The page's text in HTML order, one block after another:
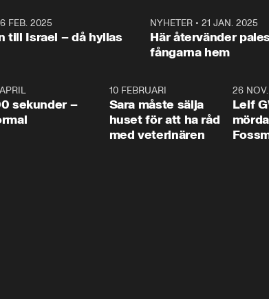
FEB. 2025
till Israel – då hyllas
NYHETER •21 JAN. 2025
Här återvänder
fångarna hem
sekunder –
10 FEBRUARI
Sara måste sälja
huset för att ha råd
med veterinären
26
Leif